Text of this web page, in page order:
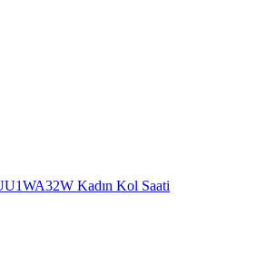
Kadın Kol Saati